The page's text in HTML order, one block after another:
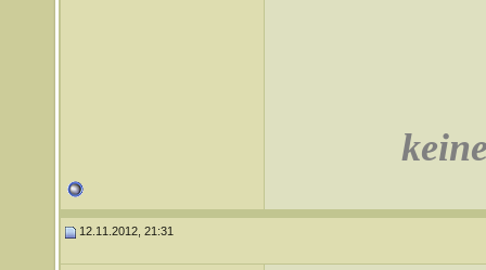
12.11.2012, 21:31